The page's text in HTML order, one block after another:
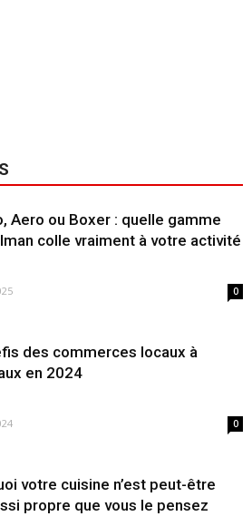
Aero ou Boxer : quelle gamme
colle vraiment à votre activité
0
des commerces locaux à
en 2024
0
votre cuisine n’est peut-être
propre que vous le pensez